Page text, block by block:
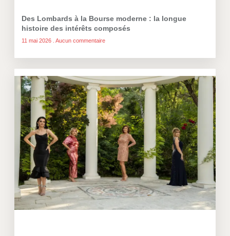
Des Lombards à la Bourse moderne : la longue
histoire des intérêts composés
11 mai 2026 Aucun commentaire